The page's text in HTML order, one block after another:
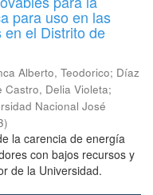
para uso en las
en el Distrito de
Alberto, Teodorico; Díaz
Castro, Delia Violeta;
Nacional José
)
la carencia de energía
con bajos recursos y
de la Universidad.